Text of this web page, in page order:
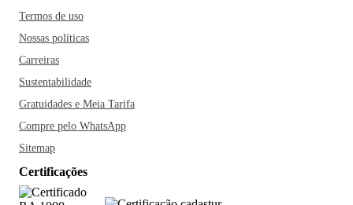
Termos de uso
Nossas políticas
Carreiras
Sustentabilidade
Gratuidades e Meia Tarifa
Compre pelo WhatsApp
Sitemap
Certificações